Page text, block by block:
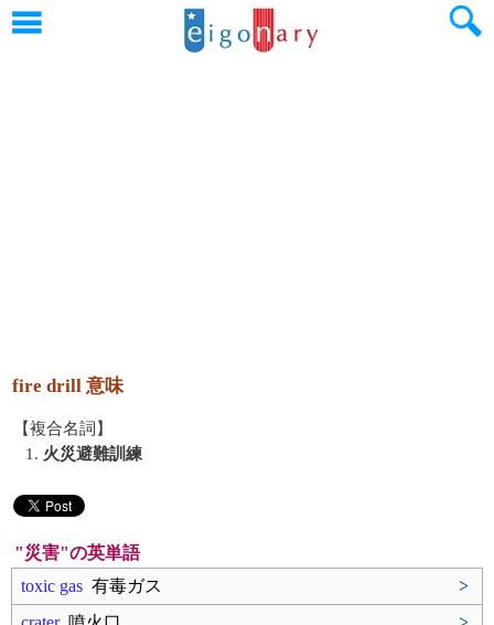
fire drill 意味
【複合名詞】
1. 火災避難訓練
"災害"の英単語
toxic gas 有毒ガス
>